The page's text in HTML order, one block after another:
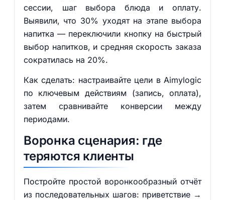
сессии, шаг выбора блюда и оплату.
Выявили, что 30% уходят на этапе выбора
напитка — переключили кнопку на быстрый
выбор напитков, и средняя скорость заказа
сократилась на 20%.
Как сделать: настраивайте цели в Aimylogic
по ключевым действиям (запись, оплата),
затем сравнивайте конверсии между
периодами.
Воронка сценария: где
теряются клиенты
Постройте простой воронкообразный отчёт
из последовательных шагов: приветствие →